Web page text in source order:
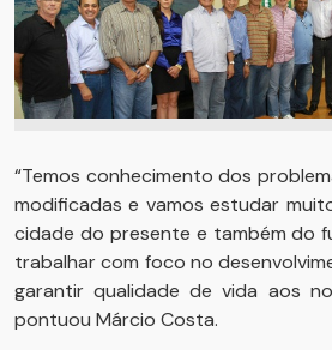
“Temos conhecimento dos
modificadas e vamos estudar
cidade do presente e também do
trabalhar com foco no
garantir qualidade de vida aos
pontuou Márcio Costa.